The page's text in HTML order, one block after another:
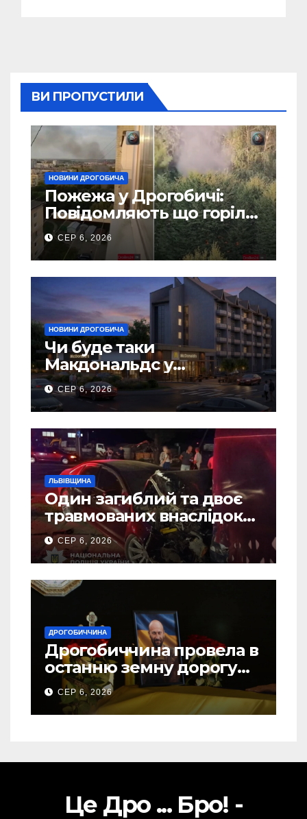
ВИ ПРОПУСТИЛИ
НОВИНИ ДРОГОБИЧА
Пожежа у Дрогобичі:
Повідомляють що горіло
5 гаражів (Відео)
СЕР 6, 2026
НОВИНИ ДРОГОБИЧА
Чи буде таки
Макдональдс у
Дрогобичі? (Фото)
СЕР 6, 2026
ЛЬВІВЩИНА
Один загиблий та двоє
травмованих внаслідок
ДТП на Самбірщині
СЕР 6, 2026
ДРОГОБИЧЧИНА
Дрогобиччина провела в
останню земну дорогу
свого Захисника – Олега
Торського
СЕР 6, 2026
Це Дро ... Бро! -